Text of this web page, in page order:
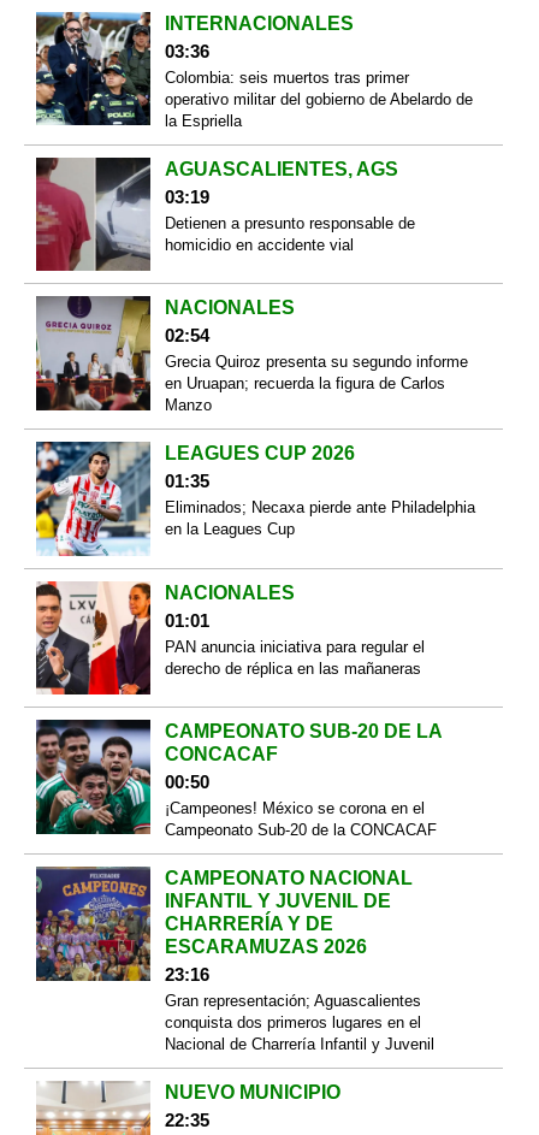
INTERNACIONALES
03:36
Colombia: seis muertos tras primer
operativo militar del gobierno de Abelardo de
la Espriella
AGUASCALIENTES, AGS
03:19
Detienen a presunto responsable de
homicidio en accidente vial
NACIONALES
02:54
Grecia Quiroz presenta su segundo informe
en Uruapan; recuerda la figura de Carlos
Manzo
LEAGUES CUP 2026
01:35
Eliminados; Necaxa pierde ante Philadelphia
en la Leagues Cup
NACIONALES
01:01
PAN anuncia iniciativa para regular el
derecho de réplica en las mañaneras
CAMPEONATO SUB-20 DE LA
CONCACAF
00:50
¡Campeones! México se corona en el
Campeonato Sub-20 de la CONCACAF
CAMPEONATO NACIONAL
INFANTIL Y JUVENIL DE
CHARRERÍA Y DE
ESCARAMUZAS 2026
23:16
Gran representación; Aguascalientes
conquista dos primeros lugares en el
Nacional de Charrería Infantil y Juvenil
NUEVO MUNICIPIO
22:35